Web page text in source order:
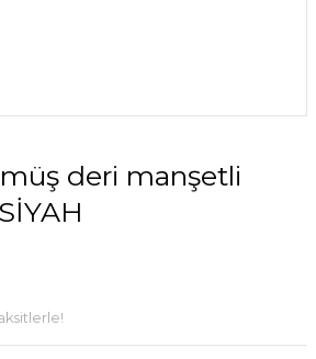
deri manşetli